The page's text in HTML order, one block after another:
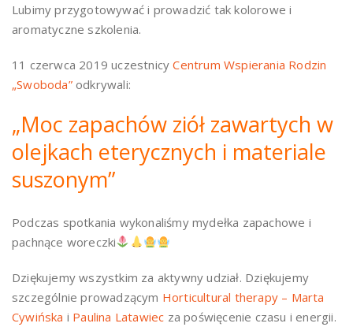
Lubimy przygotowywać i prowadzić tak kolorowe i
aromatyczne szkolenia.
11 czerwca 2019 uczestnicyCentrum Wspierania Rodzin
„Swoboda”odkrywali:
„Moc zapachów ziół zawartych w
olejkach eterycznych i materiale
suszonym”
Podczas spotkania wykonaliśmy mydełka zapachowe i
pachnące woreczki
Dziękujemy wszystkim za aktywny udział. Dziękujemy
szczególnie prowadzącym Horticultural therapy – Marta
Cywińska i Paulina Latawiec za poświęcenie czasu i energii.